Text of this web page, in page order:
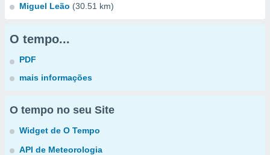
Miguel Leão (30.51 km)
O tempo...
PDF
mais informações
O tempo no seu Site
Widget de O Tempo
API de Meteorologia